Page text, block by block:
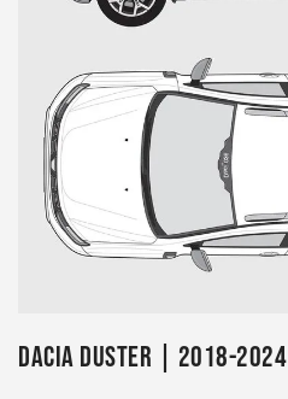
Dacia Duster | 2018-2024